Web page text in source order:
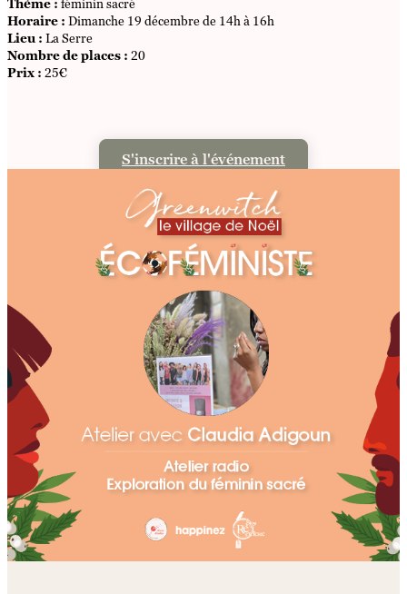
Thème : féminin sacré
Horaire : Dimanche 19 décembre de 14h à 16h
Lieu : La Serre
Nombre de places : 20
Prix : 25€
S'inscrire à l'événement